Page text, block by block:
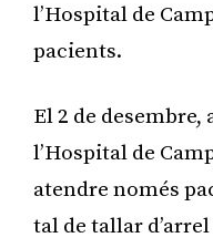
l’Hospital de
pacients.
El 2 de desembre,
l’Hospital de
atendre només
tal de tallar